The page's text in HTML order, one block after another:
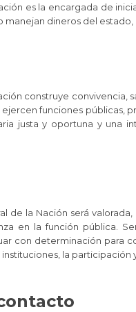
es la encargada de
dineros del
construye
funciones públicas,
justa y oportuna y una
de la Nación será
en la función pública.
con determinación para
la participación